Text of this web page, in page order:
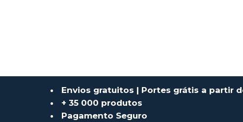
Envios gratuitos | Portes grátis a partir
+ 35 000 produtos
Pagamento Seguro